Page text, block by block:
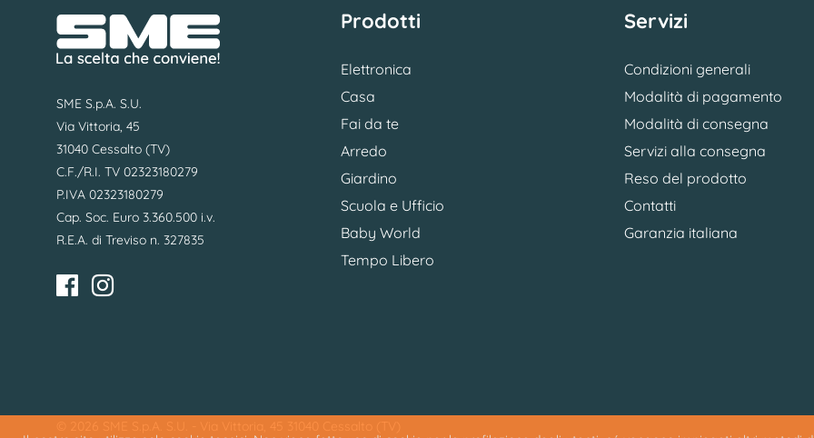
SME S.p.A. S.U.
Via Vittoria, 45
31040 Cessalto (TV)
C.F./R.I. TV 02323180279
P.IVA 02323180279
Cap. Soc. Euro 3.360.500 i.v.
R.E.A. di Treviso n. 327835
Prodotti
Elettronica
Casa
Fai da te
Arredo
Giardino
Scuola e Ufficio
Baby World
Tempo Libero
Servizi
Condizioni generali
Modalità di pagamento
Modalità di consegna
Servizi alla consegna
Reso del prodotto
Contatti
Garanzia italiana